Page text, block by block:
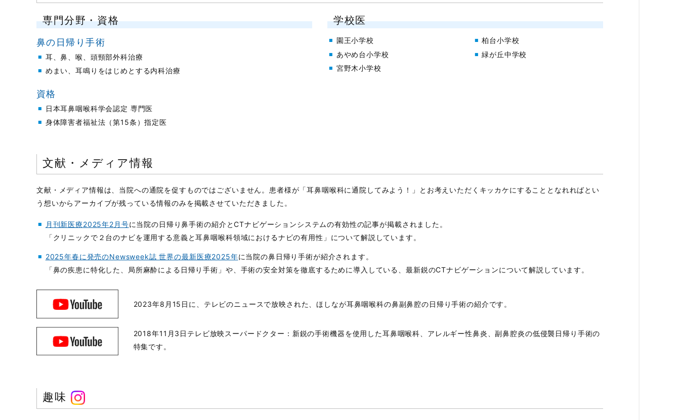
専門分野・資格
鼻の日帰り手術
耳、鼻、喉、頭頸部外科治療
めまい、耳鳴りをはじめとする内科治療
資格
日本耳鼻咽喉科学会認定 専門医
身体障害者福祉法（第15条）指定医
学校医
園王小学校
あやめ台小学校
宮野木小学校
柏台小学校
緑が丘中学校
文献・メディア情報
文献・メディア情報は、当院への通院を促すものではございません。患者様が「耳鼻咽喉科に通院してみよう！」とお考えいただくキッカケにすることとなれればとい
う想いからアーカイブが残っている情報のみを掲載させていただきました。
月刊新医療2025年2月号に当院の日帰り鼻手術の紹介とCTナビゲーションシステムの有効性の記事が掲載されました。
「クリニックで２台のナビを運用する意義と耳鼻咽喉科領域におけるナビの有用性」について解説しています。
2025年春に発売のNewsweek誌 世界の最新医療2025年に当院の鼻日帰り手術が紹介されます。
「鼻の疾患に特化した、局所麻酔による日帰り手術」や、手術の安全対策を徹底するために導入している、最新鋭のCTナビゲーションについて解説しています。
2023年8月15日に、テレビのニュースで放映された、ほしなが耳鼻咽喉科の鼻副鼻腔の日帰り手術の紹介です。
2018年11月3日テレビ放映スーパードクター：新鋭の手術機器を使用した耳鼻咽喉科、アレルギー性鼻炎、副鼻腔炎の低侵襲日帰り手術の
特集です。
趣味